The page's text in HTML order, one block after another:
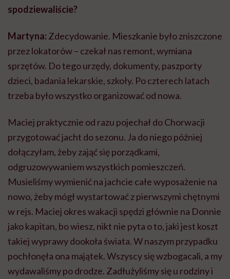
spodziewaliście?
Martyna: Zdecydowanie. Mieszkanie było zniszczone
przez lokatorów – czekał nas remont, wymiana
sprzętów. Do tego urzędy, dokumenty, paszporty
dzieci, badania lekarskie, szkoły. Po czterech latach
trzeba było wszystko organizować od nowa.
Maciej praktycznie od razu pojechał do Chorwacji
przygotować jacht do sezonu. Ja do niego później
dołączyłam, żeby zająć się porządkami,
odgruzowywaniem wszystkich pomieszczeń.
Musieliśmy wymienić na jachcie całe wyposażenie na
nowo, żeby mógł wystartować z pierwszymi chętnymi
w rejs. Maciej okres wakacji spędzi głównie na Donnie
jako kapitan, bo wiesz, nikt nie pyta o to, jaki jest koszt
takiej wyprawy dookoła świata. W naszym przypadku
pochłonęła ona majątek. Wszyscy się wzbogacali, a my
wydawaliśmy po drodze. Zadłużyliśmy się u rodziny i